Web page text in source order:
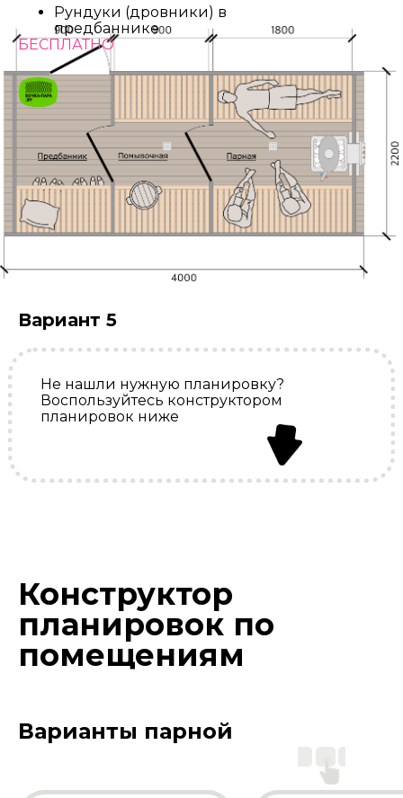
Рундуки (дровники) в
предбаннике
БЕСПЛАТНО
Вариант 5
Не нашли нужную планировку?
Воспользуйтесь конструктором
планировок ниже
Конструктор
планировок по
помещениям
Варианты парной